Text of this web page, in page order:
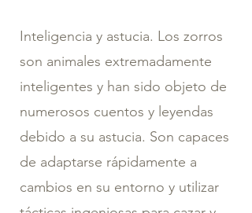
Inteligencia y astucia. Los zorros
son animales extremadamente
inteligentes y han sido objeto de
numerosos cuentos y leyendas
debido a su astucia. Son capaces
de adaptarse rápidamente a
cambios en su entorno y utilizar